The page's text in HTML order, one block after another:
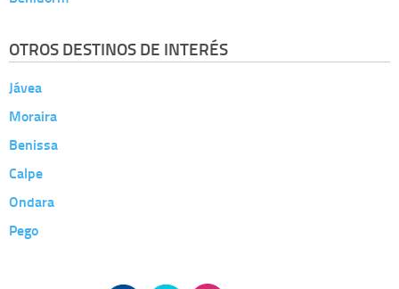
OTROS DESTINOS DE INTERÉS
Jávea
Moraira
Benissa
Calpe
Ondara
Pego